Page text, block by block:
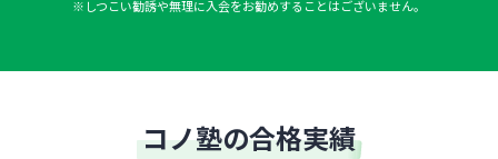
※しつこい勧誘や無理に入会をお勧めすることはございません。
コノ塾の合格実績